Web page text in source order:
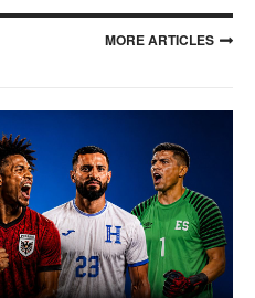
MORE ARTICLES